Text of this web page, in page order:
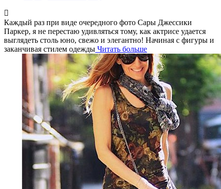
Каждый раз при виде очередного фото Сары Джессики
Паркер, я не перестаю удивляться тому, как актрисе удается
выглядеть столь юно, свежо и элегантно! Начиная с фигуры и
заканчивая стилем одежды Читать больше